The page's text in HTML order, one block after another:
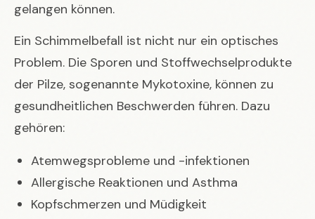
gelangen können.
Ein Schimmelbefall ist nicht nur ein optisches
Problem. Die Sporen und Stoffwechselprodukte
der Pilze, sogenannte Mykotoxine, können zu
gesundheitlichen Beschwerden führen. Dazu
gehören:
Atemwegsprobleme und -infektionen
Allergische Reaktionen und Asthma
Kopfschmerzen und Müdigkeit